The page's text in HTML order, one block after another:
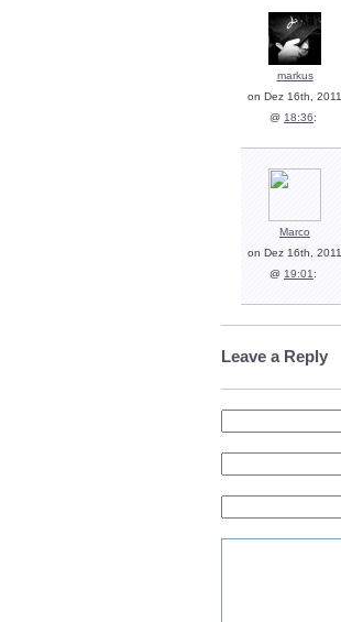
markus
on Dez 16th, 2011
@ 18:36:
Marco
on Dez 16th, 2011
@ 19:01:
Leave a Reply